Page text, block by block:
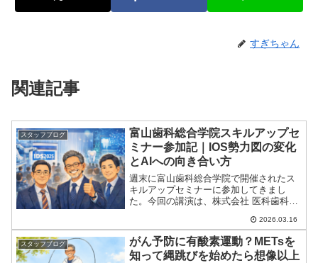
すぎちゃん
関連記事
スタッフブログ
富山歯科総合学院スキルアップセ
ミナー参加記｜IOS勢力図の変化
とAIへの向き合い方
週末に富山歯科総合学院で開催されたス
キルアップセミナーに参加してきまし
た。今回の講演は、株式会社 医科歯科技
「IDS2025からみる業界の変化とAIへの
向き合い方」というテーマ。とても内容
の濃いお話で、歯科技工業...
2026.03.16
スタッフブログ
がん予防に有酸素運動？METsを
知って縄跳びを始めたら想像以上